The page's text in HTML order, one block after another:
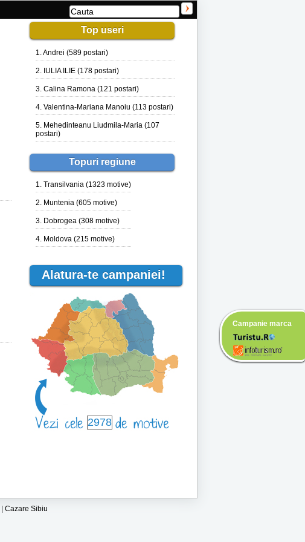
Campanie marca
Top useri
1. Andrei (589 postari)
2. IULIA ILIE (178 postari)
3. Calina Ramona (121 postari)
4. Valentina-Mariana Manoiu (113 postari)
5. Mehedinteanu Liudmila-Maria (107
postari)
Topuri regiune
1. Transilvania (1323 motive)
2. Muntenia (605 motive)
3. Dobrogea (308 motive)
4. Moldova (215 motive)
Alatura-te campaniei!
2978
Cazare Sibiu